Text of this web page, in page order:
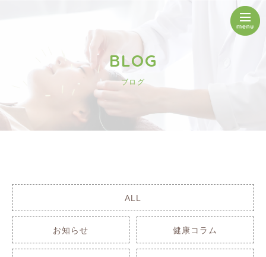
BLOG
ブログ
ALL
お知らせ 健康コラム